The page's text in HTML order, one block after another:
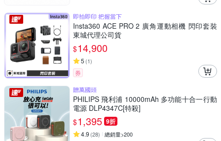
即拍即印 把握當下
Insta360 ACE PRO 2 廣角運動相機 閃印套裝
東城代理公司貨
$14,900
5 (1)
券
贈萬國頭
PHILIPS 飛利浦 10000mAh 多功能十合一行動
電源 DLP4347C[特殺]
$1,395 9折
4.9 (28) 總銷量>200